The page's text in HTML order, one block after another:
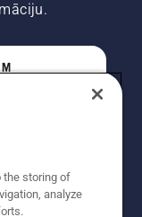
the storing of
analyze